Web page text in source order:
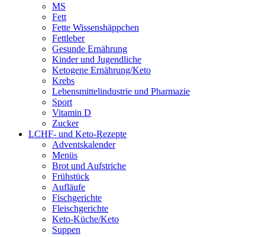
MS
Fett
Fette Wissenshäppchen
Fettleber
Gesunde Ernährung
Kinder und Jugendliche
Ketogene Ernährung/Keto
Krebs
Lebensmittelindustrie und Pharmazie
Sport
Vitamin D
Zucker
LCHF- und Keto-Rezepte
Adventskalender
Menüs
Brot und Aufstriche
Frühstück
Aufläufe
Fischgerichte
Fleischgerichte
Keto-Küche/Keto
Suppen